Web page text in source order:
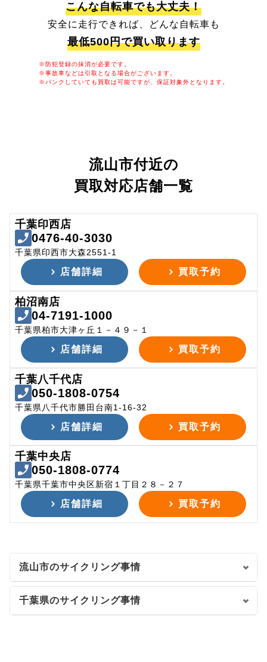
こんな自転車でも大丈夫！
安全に走行できれば、どんな自転車も
最低500円で買い取ります
※防犯登録の抹消が必要です。
※事故車などは引取となる場合がございます。
※パンクしていても買取は可能ですが、保証対象外となります。
流山市付近の
買取対応店舗一覧
千葉印西店
0476-40-3030
千葉県印西市大森2551-1
店舗詳細 買取予約
柏沼南店
04-7191-1000
千葉県柏市大津ヶ丘１－４９－１
店舗詳細 買取予約
千葉八千代店
050-1808-0754
千葉県八千代市勝田台南1-16-32
店舗詳細 買取予約
千葉中央店
050-1808-0774
千葉県千葉市中央区新宿１丁目２８－２７
店舗詳細 買取予約
流山市のサイクリング事情
千葉県のサイクリング事情